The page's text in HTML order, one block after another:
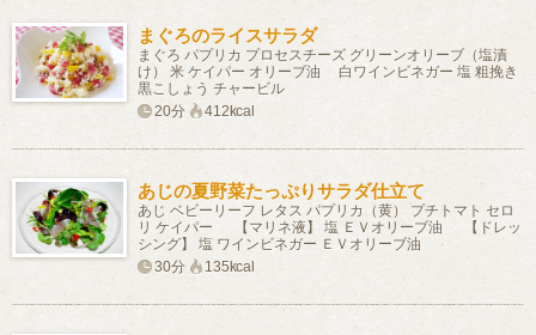
まぐろのライスサラダ
まぐろ パプリカ プロセスチーズ グリーンオリーブ（塩漬
け） 米 ケイパー オリーブ油 白ワインビネガー 塩 粗挽き
黒こしょう チャービル
20分
412kcal
あじの夏野菜たっぷりサラダ仕立て
あじ ベビーリーフ レタス パプリカ（黄） プチトマト セロ
リ ケイパー 【マリネ液】 塩 ＥＶオリーブ油 【ドレッ
シング】 塩 ワインビネガー ＥＶオリーブ油
30分
135kcal